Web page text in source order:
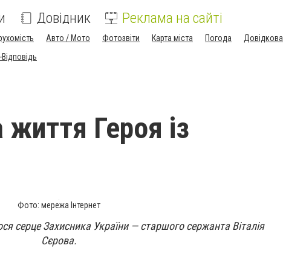
Довідник Реклама на сайті
Авто / Мото Фотозвіти Карта міста Погода
Довідкова
життя Героя із
Фото: мережа Інтернет
серце Захисника України — старшого сержанта Віталія
Сєрова.